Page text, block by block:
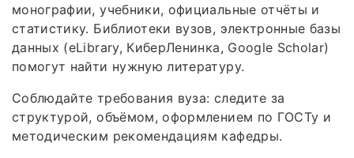
монографии, учебники, официальные отчёты и
статистику. Библиотеки вузов, электронные базы
данных (eLibrary, КиберЛенинка, Google Scholar)
помогут найти нужную литературу.
Соблюдайте требования вуза: следите за
структурой, объёмом, оформлением по ГОСТу и
методическим рекомендациям кафедры.